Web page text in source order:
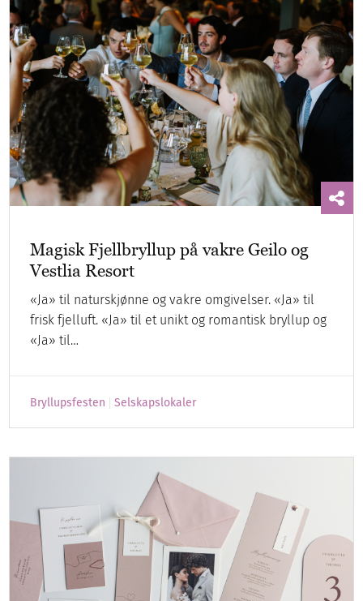
Magisk Fjellbryllup på vakre Geilo og
Vestlia Resort
«Ja» til naturskjønne og vakre omgivelser. «Ja» til
frisk fjelluft. «Ja» til et unikt og romantisk bryllup og
«Ja» til…
Bryllupsfesten Selskapslokaler